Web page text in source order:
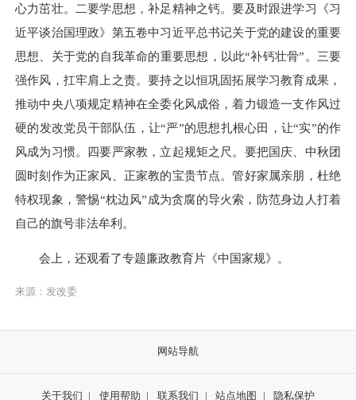
心力茁壮。二要学思想，补足精神之钙。要及时跟进学习《习
近平谈治国理政》第五卷中习近平总书记关于党的建设的重要
思想、关于党的自我革命的重要思想，以此“补钙壮骨”。三要
强作风，扛牢肩上之责。要持之以恒巩固拓展学习教育成果，
推动中央八项规定精神在全委化风成俗，着力锻造一支作风过
硬的发改党员干部队伍，让“严”的思想扎根心田，让“实”的作
风成为习惯。四要严家教，立起规矩之尺。要把国庆、中秋团
圆时刻作为正家风、正家教的宝贵节点。管好家属亲朋，杜绝
特权现象，警惕“枕边风”成为贪腐的导火索，防范身边人打着
自己的旗号非法牟利。
会上，还观看了专题廉政教育片《中国家规》。
来源：发改委
网站导航
关于我们 | 使用帮助 | 联系我们 | 站点地图 | 隐私保护